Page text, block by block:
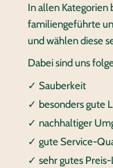
In allen Kategorien
familiengeführte
und wählen diese
Dabei sind uns
✓ Sauberkeit
✓ besonders gute
✓ nachhaltiger
✓ gute Service-
✓ sehr gutes